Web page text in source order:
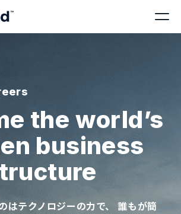
the world’s
business
はテクノロジーの力で、 誰もが簡